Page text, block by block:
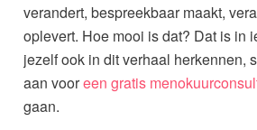
verandert, bespreekbaar maakt,
oplevert. Hoe mooi is dat? Dat is in
jezelf ook in dit verhaal herkennen,
aan vooreen gratis
gaan.